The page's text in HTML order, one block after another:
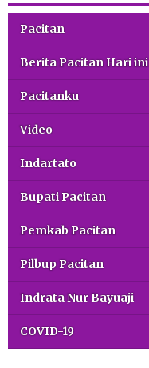
Pacitan
Berita Pacitan Hari ini
Pacitanku
Video
Indartato
Bupati Pacitan
Pemkab Pacitan
Pilbup Pacitan
Indrata Nur Bayuaji
COVID-19